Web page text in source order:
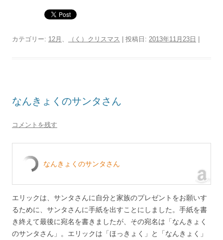
カテゴリー: 12月 、 （く）クリスマス | 投稿日: 2013年11月23日
なんきょくのサンタさん
コメントを残す
なんきょくのサンタさん
エリックは、サンタさんに自分と家族のプレゼントをお願いす
るために、サンタさんに手紙を出すことにしました。手紙を書
き終えて最後に宛名を書きましたが、その宛名は「なんきょく
のサンタさん」。エリックは「ほっきょく」と「なんきょく」